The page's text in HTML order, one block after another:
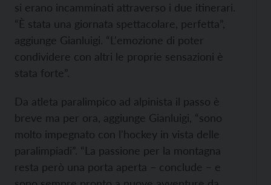
si erano incamminati attraverso i due itinerari.
“È stata una giornata spettacolare, perfetta”,
aggiunge Gianluigi. “L'emozione di poter
condividere con altri le proprie sensazioni è
stata forte”.
Da atleta paralimpico ad alpinista il passo è
breve ma per ora, aggiunge Gianluigi, “sono
molto impegnato con l'hockey in vista delle
paralimpiadi”. “La passione per la montagna
resta però una porta aperta – conclude – e